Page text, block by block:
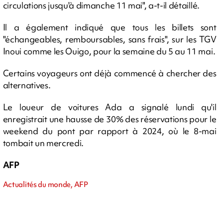
circulations jusqu'à dimanche 11 mai", a-t-il détaillé.
Il a également indiqué que tous les billets sont
"échangeables, remboursables, sans frais", sur les TGV
Inoui comme les Ouigo, pour la semaine du 5 au 11 mai.
Certains voyageurs ont déjà commencé à chercher des
alternatives.
Le loueur de voitures Ada a signalé lundi qu'il
enregistrait une hausse de 30% des réservations pour le
weekend du pont par rapport à 2024, où le 8-mai
tombait un mercredi.
AFP
Actualités du monde, AFP